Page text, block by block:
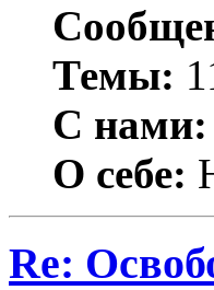
Темы:
С нами:
О себе:
Re: